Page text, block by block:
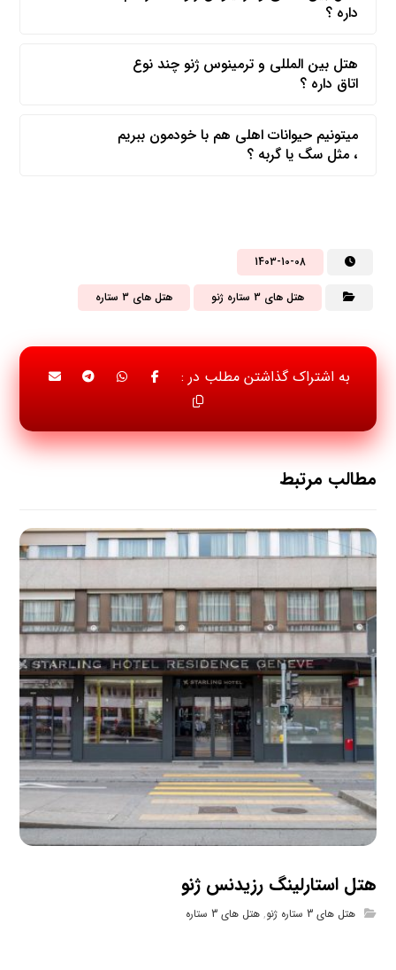
داره ؟
هتل بین المللی و ترمینوس ژنو چند نوع
اتاق داره ؟
میتونیم حیوانات اهلی هم با خودمون ببریم
، مثل سگ یا گربه ؟
1403-10-08
هتل های 3 ستاره ژنو هتل های 3 ستاره
مطالب مرتبط
هتل استارلینگ رزیدنس ژنو
هتل های 3 ستاره ژنو ,هتل های 3 ستاره